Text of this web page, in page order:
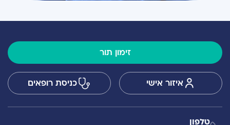
זימון תור
איזור אישי כניסת רופאים
טלפון